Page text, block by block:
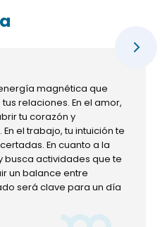
magnética que
relaciones. En el amor,
tu corazón y
el trabajo, tu intuición te
En cuanto a la
busca actividades que te
un balance entre
será clave para un día